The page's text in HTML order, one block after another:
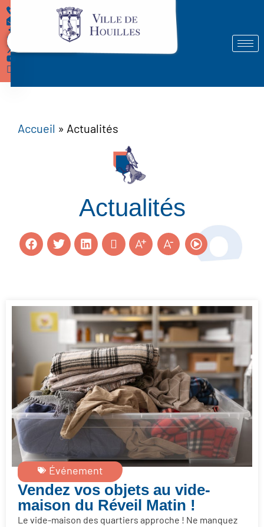
Démarches
Accueil » Actualités
Actualités
Événement
Vendez vos objets au vide-
maison du Réveil Matin !
Le vide-maison des quartiers approche ! Ne manquez